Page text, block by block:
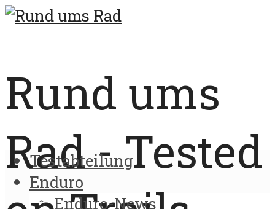
Rund ums
Rad - Tested
Testabteilung
Enduro
Enduro-News